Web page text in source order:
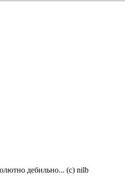
дебильно... (с) nilb